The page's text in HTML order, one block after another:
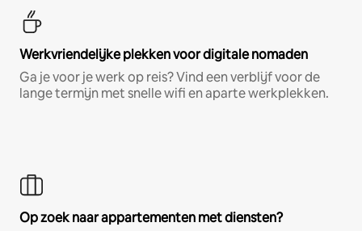
Werkvriendelijke plekken voor digitale nomaden
Ga je voor je werk op reis? Vind een verblijf voor de
lange termijn met snelle wifi en aparte werkplekken.
Op zoek naar appartementen met diensten?